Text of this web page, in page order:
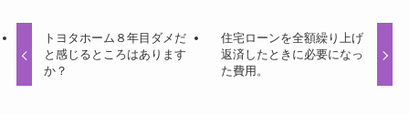
トヨタホーム８年目ダメだ
と感じるところはあります
か？
住宅ローンを全額繰り上げ
返済したときに必要になっ
た費用。